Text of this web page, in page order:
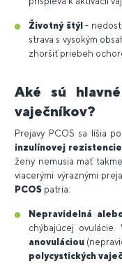
Životný štýl -
strava s vysokým
zhoršiť priebeh
Aké sú
vaječníkov?
Prejavy PCOS sa líšia
inzulínovej rezistencie
ženy nemusia mať
viacerými výraznými
PCOS patria:
Nepravidelná
chýbajúcej ovulácie.
anovuláciou
polycystických